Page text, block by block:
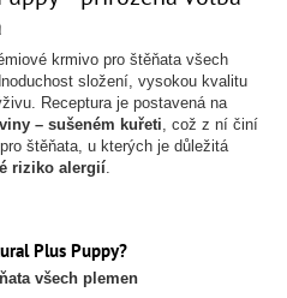
krmivo pro štěňata všech
složení, vysokou kvalitu
Receptura je postavená na
– sušeném kuřeti, což z ní činí
štěňata, u kterých je důležitá
riziko alergií.
Plus Puppy?
všech plemen